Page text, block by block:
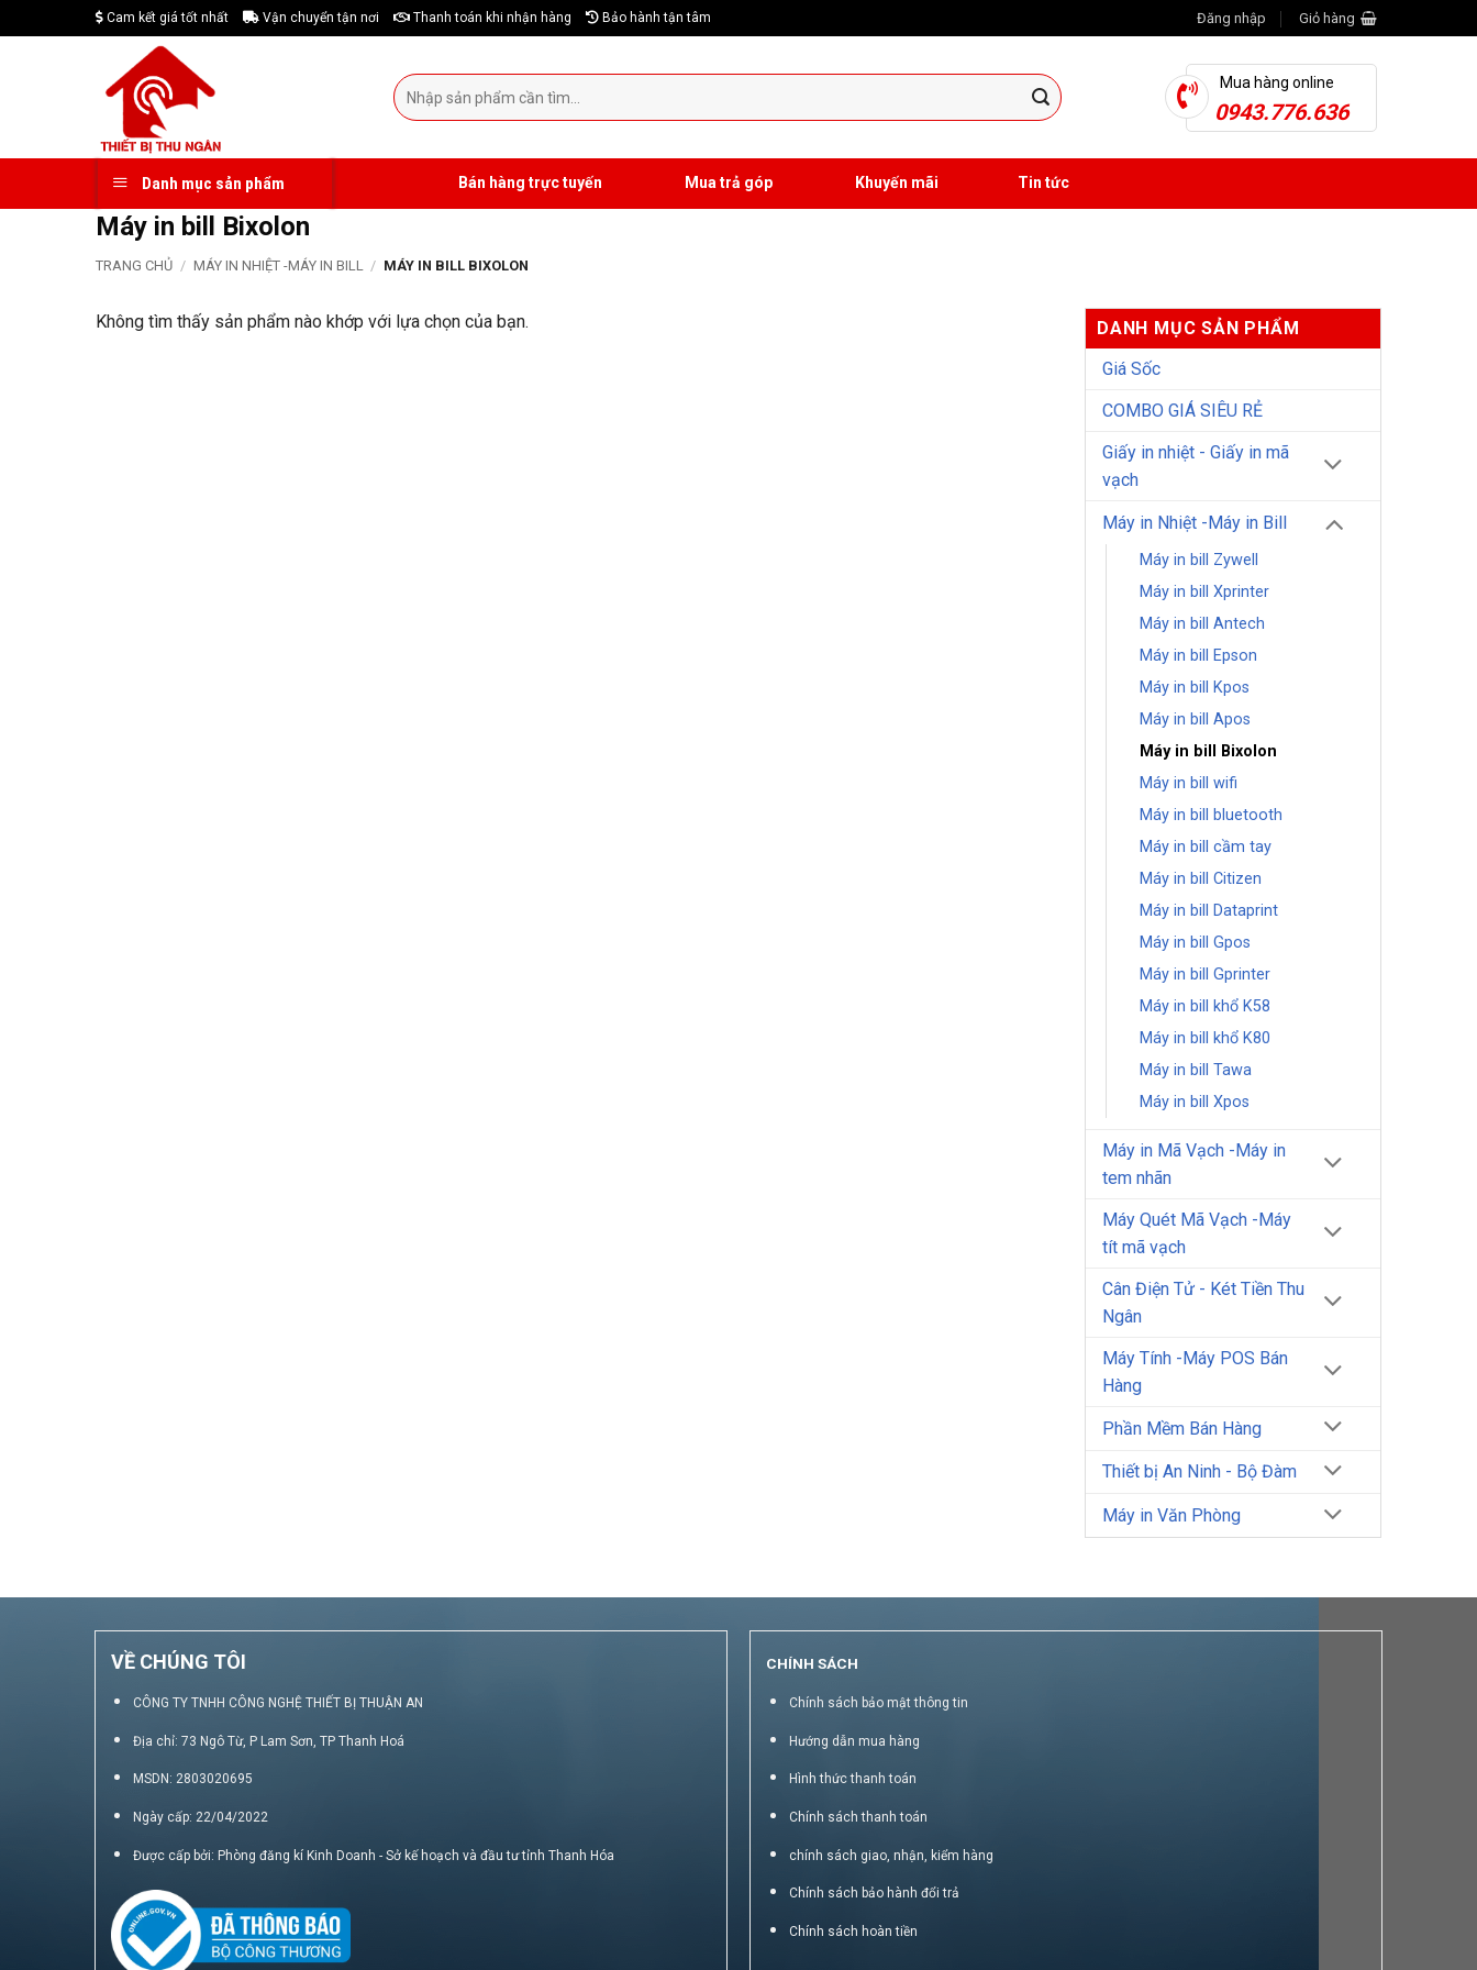
to
Cam kết giá tốt nhất Vận chuyển tận nơi Thanh toán khi nhận hàng Bảo hành tận tâm Đăng nhập Giỏ hàng
Tìm
kiếm:
Mua hàng online
0943.776.636
Danh mục sản phẩm Bán hàng trực tuyến Mua trả góp Khuyến mãi Tin tức
Máy in bill Bixolon
TRANG CHỦ / MÁY IN NHIỆT -MÁY IN BILL / MÁY IN BILL BIXOLON
Không tìm thấy sản phẩm nào khớp với lựa chọn của bạn.
DANH MỤC SẢN PHẨM
Giá Sốc
COMBO GIÁ SIÊU RẺ
Giấy in nhiệt - Giấy in mã
vạch
Máy in Nhiệt -Máy in Bill
Máy in bill Zywell
Máy in bill Xprinter
Máy in bill Antech
Máy in bill Epson
Máy in bill Kpos
Máy in bill Apos
Máy in bill Bixolon
Máy in bill wifi
Máy in bill bluetooth
Máy in bill cầm tay
Máy in bill Citizen
Máy in bill Dataprint
Máy in bill Gpos
Máy in bill Gprinter
Máy in bill khổ K58
Máy in bill khổ K80
Máy in bill Tawa
Máy in bill Xpos
Máy in Mã Vạch -Máy in
tem nhãn
Máy Quét Mã Vạch -Máy
tít mã vạch
Cân Điện Tử - Két Tiền Thu
Ngân
Máy Tính -Máy POS Bán
Hàng
Phần Mềm Bán Hàng
Thiết bị An Ninh - Bộ Đàm
Máy in Văn Phòng
VỀ CHÚNG TÔI
CÔNG TY TNHH CÔNG NGHỆ THIẾT BỊ THUẬN AN
Địa chỉ: 73 Ngô Từ, P Lam Sơn, TP Thanh Hoá
MSDN: 2803020695
Ngày cấp: 22/04/2022
Được cấp bởi: Phòng đăng kí Kinh Doanh - Sở kế hoạch và đầu tư tỉnh Thanh Hóa
CHÍNH SÁCH
Chính sách bảo mật thông tin
Hướng dẫn mua hàng
Hình thức thanh toán
Chính sách thanh toán
chính sách giao, nhận, kiểm hàng
Chính sách bảo hành đổi trả
Chính sách hoàn tiền